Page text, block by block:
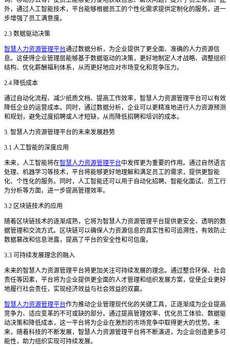
外，通过人工智能技术，平台能够根据员工的个性化需求提供定制化的服务，进一
步增强了员工满意度。
2.3 数据驱动决策
智慧人力资源管理平台通过数据分析，为企业提供了更全面、准确的人力资源信
息。这使得企业管理层能够基于数据驱动的决策，更好地制定人才战略、调整组织
结构、优化薪酬福利体系，从而更好地应对市场变化和竞争压力。
2.4 降低成本
通过自动化流程、减少纸质文档、提高工作效率，智慧人力资源管理平台可以有效
降低企业的运营成本。同时，通过数据分析，企业可以更精准地进行人力资源预测
和规划，避免过度招聘或人才短缺，从而降低招聘和培训的成本。
3. 智慧人力资源管理平台的未来发展趋势
3.1 人工智能的深度应用
未来，人工智能将在智慧人力资源管理平台中发挥更为重要的作用。通过自然语言
处理、机器学习等技术，平台将能够更好地理解和满足员工的需求，提供更智能
化、个性化的服务。同时，人工智能还可以用于自动化招聘、智能化面试、员工行
为分析等方面，进一步提高管理效率。
3.2 区块链技术的应用
随着区块链技术的逐渐成熟，它将为智慧人力资源管理平台提供更安全、透明的数
据管理和交流方式。区块链可以确保人力资源信息的真实性和可追溯性，有效防止
数据篡改和信息泄露，提高了平台的安全性和可信度。
3.3 可持续发展理念的融入
未来的智慧人力资源管理平台将更加关注可持续发展的理念。通过整合环保、社会
责任等因素，平台将为企业提供更全面的人才管理和组织发展方案，促使企业更好
地履行社会责任，实现经济效益与社会效益的双赢。
智慧人力资源管理平台作为推动企业管理现代化的关键工具，正逐渐成为企业提高
竞争力、适应变革的不可或缺的部分。通过提高管理效率、优化员工体验、数据驱
动决策和降低成本，这一平台将为企业在激烈的市场竞争中取得更大的优势。未
来，随着科技的不断发展，智慧人力资源管理平台将不断演进，为企业创造更多可
能性，助力组织实现可持续发展。